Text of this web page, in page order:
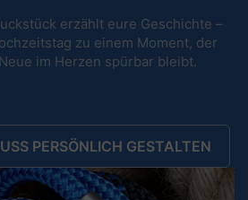
erzählt eure Geschichte –
zu einem Moment, der
im Herzen spürbar bleibt.
PERSÖNLICH GESTALTEN